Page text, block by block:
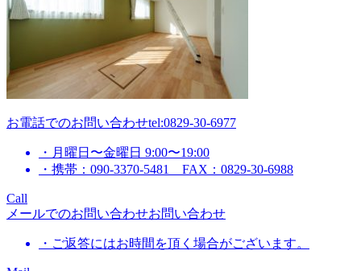
お電話でのお問い合わせtel:0829-30-6977
・月曜日〜金曜日 9:00〜19:00
・携帯：090-3370-5481 FAX：0829-30-6988
Call
メールでのお問い合わせお問い合わせ
・ご返答にはお時間を頂く場合がございます。